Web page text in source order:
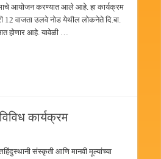
आयोजन करण्यात आले आहे. हा कार्यक्रम
12 वाजता उलवे नोड येथील लोकनेते दि.बा.
होणार आहे. यावेळी …
कार्यक्रम
संस्कृती आणि मानवी मूल्यांच्या